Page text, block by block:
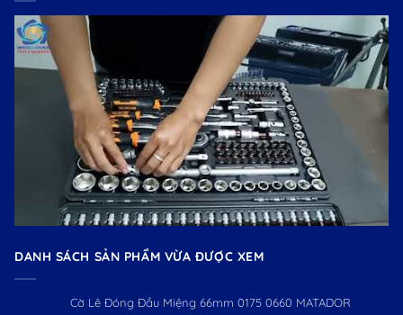
DANH SÁCH SẢN PHẨM VỪA ĐƯỢC XEM
Cờ Lê Đóng Đầu Miệng 66mm 0175 0660 MATADOR